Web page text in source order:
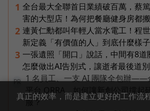
1 全台最大全聯首日業績破百萬，蔡
害的大型店！為何把餐廳健身房都
2 連黃仁勳都叫年輕人當水電工！程
新定義「有價值的人」到底什麼樣
3 一張遺照「開口」說話，中間有8道
怎麼做出AI告別式，讓逝者最後道
PR
1 名員工、一支 AI 團隊全包辦——
平台 ORRA，如何讓新創公司撐起
服？
真正的效率，而是建立更好的工作流